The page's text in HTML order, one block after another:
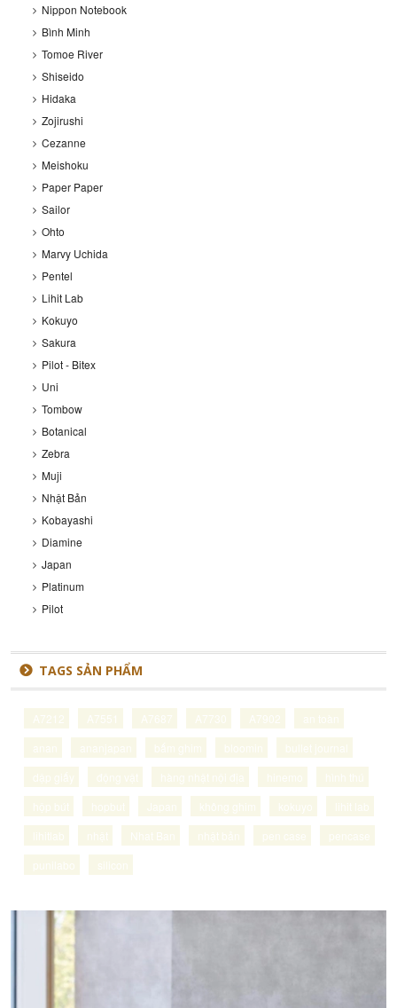
Nippon Notebook
Bình Minh
Tomoe River
Shiseido
Hidaka
Zojirushi
Cezanne
Meishoku
Paper Paper
Sailor
Ohto
Marvy Uchida
Pentel
Lihit Lab
Kokuyo
Sakura
Pilot - Bitex
Uni
Tombow
Botanical
Zebra
Muji
Nhật Bản
Kobayashi
Diamine
Japan
Platinum
Pilot
TAGS SẢN PHẨM
A7212 A7551 A7687 A7730 A7902
an toàn
anan
ananjapan bấm ghim bloomin
bullet journal
dập giấy
động vật hàng nhật nội địa hinemo
hình thú
hộp bút
hopbut Japan không ghim kokuyo
lihit lab
lihitlab
nhật Nhat Ban nhật bản pen case
pencase
punilabo
silicon